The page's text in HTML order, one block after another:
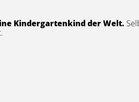
Kindergartenkind der Welt.